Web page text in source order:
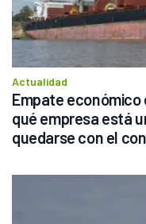
Actualidad
Empate económico
qué empresa está
quedarse con el